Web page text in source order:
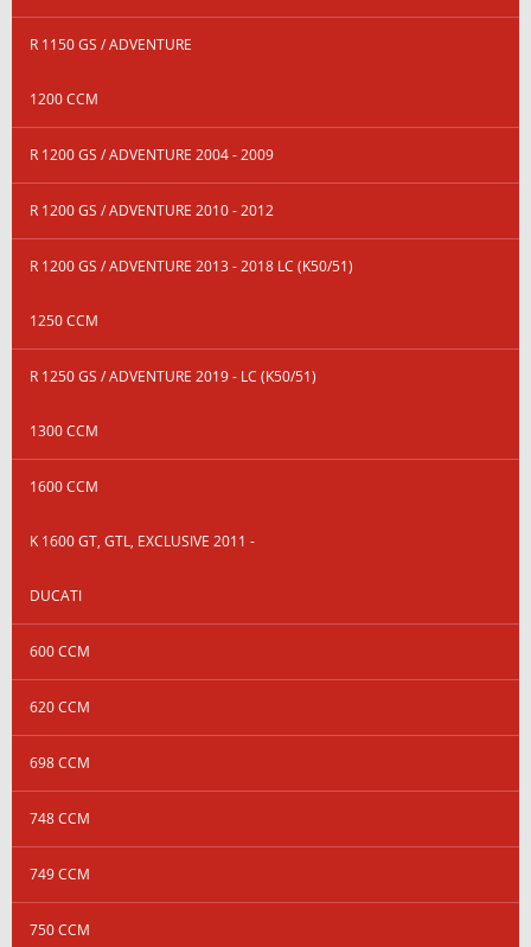
R 1150 GS / ADVENTURE
1200 CCM
R 1200 GS / ADVENTURE 2004 - 2009
R 1200 GS / ADVENTURE 2010 - 2012
R 1200 GS / ADVENTURE 2013 - 2018 LC (K50/51)
1250 CCM
R 1250 GS / ADVENTURE 2019 - LC (K50/51)
1300 CCM
1600 CCM
K 1600 GT, GTL, EXCLUSIVE 2011 -
DUCATI
600 CCM
620 CCM
698 CCM
748 CCM
749 CCM
750 CCM